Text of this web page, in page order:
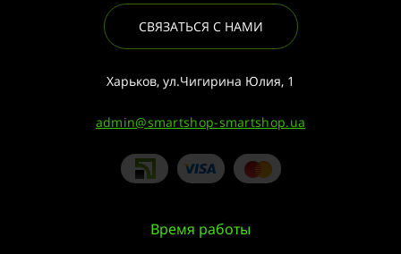
СВЯЗАТЬСЯ С НАМИ
Харьков, ул.Чигирина Юлия, 1
admin@smartshop-smartshop.ua
Время работы